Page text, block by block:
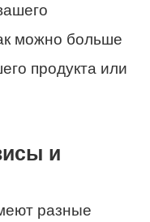
можно больше
продукта или
и
разные